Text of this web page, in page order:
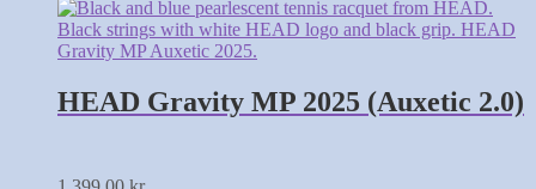
HEAD Gravity MP 2025 (Auxetic 2.0)
Dette
vare
har
varianter.
Mulighederne
på